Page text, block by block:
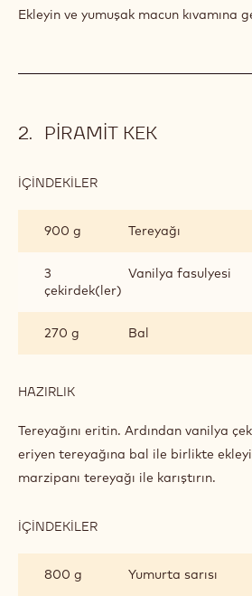
ŞARAPLI
MARZIPAN
Ekleyin ve yumuşak macun kıvamına
PIRAMIT KEK
İÇINDEKILER
900 g
Tereyağı
3
çekirdek(ler)
Vanilya fasulyesi
270 g Bal
HAZIRLIK
KEK
Tereyağını eritin. Ardından vanilya
eriyen tereyağına bal ile birlikte
marzipanı tereyağı ile karıştırın.
İÇINDEKILER
800 g
Yumurta sarısı